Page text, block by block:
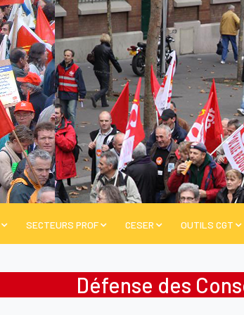
SECTEURS PROF CESER OUTILS CGT
Défense des